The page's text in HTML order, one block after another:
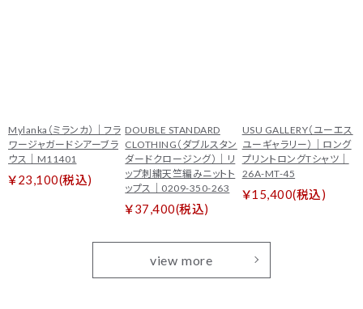
Mylanka（ミランカ）｜フラ
ワージャガードシアーブラ
ウス｜M11401
￥23,100(税込)
DOUBLE STANDARD
CLOTHING（ダブルスタン
ダードクロージング）｜リ
ップ刺繍天竺編みニットト
ップス｜0209-350-263
￥37,400(税込)
USU GALLERY（ユーエス
ユーギャラリー）｜ロング
プリントロングTシャツ｜
26A-MT-45
￥15,400(税込)
view more